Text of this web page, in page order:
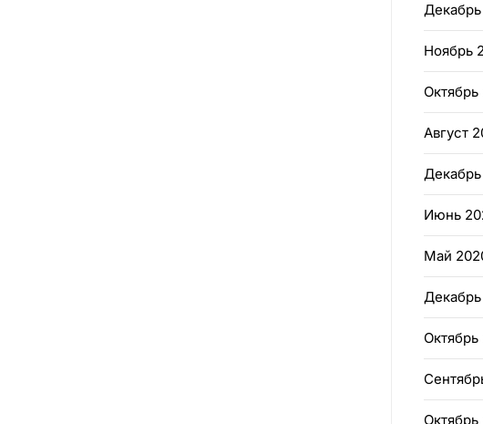
Ноябрь
Август
Июнь
Май
Декабрь
Октябрь
Октябрь